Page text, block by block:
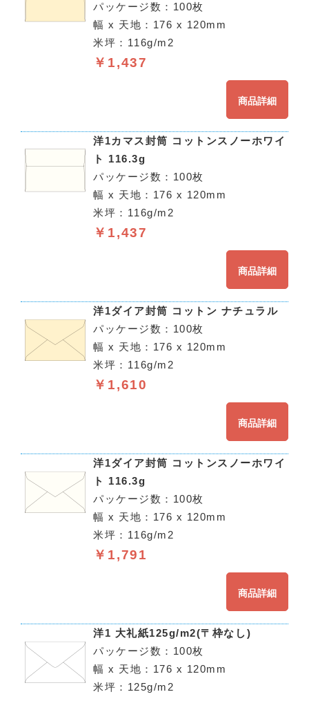
パッケージ数：100枚
幅 x 天地：176 x 120mm
米坪：116g/m2
￥1,437
商品詳細
洋1カマス封筒 コットンスノーホワイ
ト 116.3g
パッケージ数：100枚
幅 x 天地：176 x 120mm
米坪：116g/m2
￥1,437
商品詳細
洋1ダイア封筒 コットン ナチュラル
パッケージ数：100枚
幅 x 天地：176 x 120mm
米坪：116g/m2
￥1,610
商品詳細
洋1ダイア封筒 コットンスノーホワイ
ト 116.3g
パッケージ数：100枚
幅 x 天地：176 x 120mm
米坪：116g/m2
￥1,791
商品詳細
洋1 大礼紙125g/m2(〒枠なし)
パッケージ数：100枚
幅 x 天地：176 x 120mm
米坪：125g/m2